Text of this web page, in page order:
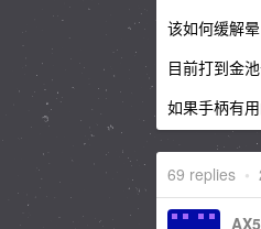
该如何缓解
目前打到金
如果手柄有
69 replies •